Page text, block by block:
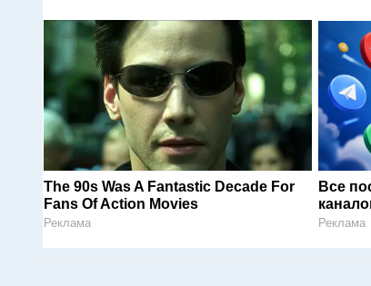
The 90s Was A Fantastic Decade For
Fans Of Action Movies
Реклама
Все
Реклама